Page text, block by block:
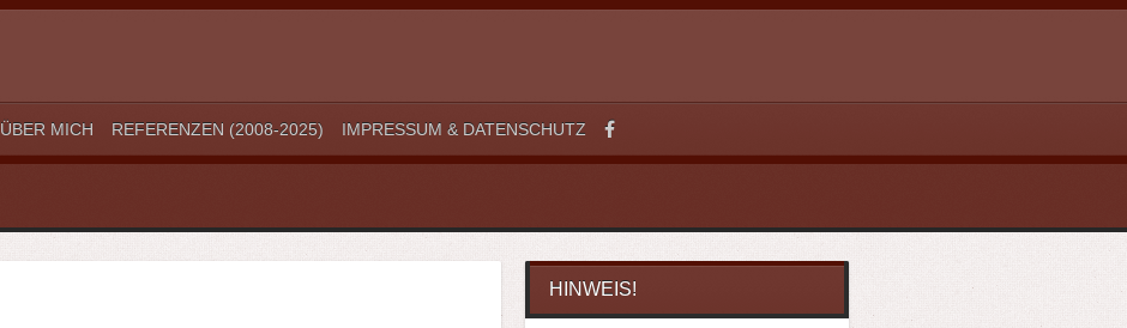
ÜBER MICH REFERENZEN (2008-2025) IMPRESSUM & DATENSCHUTZ
HINWEIS!